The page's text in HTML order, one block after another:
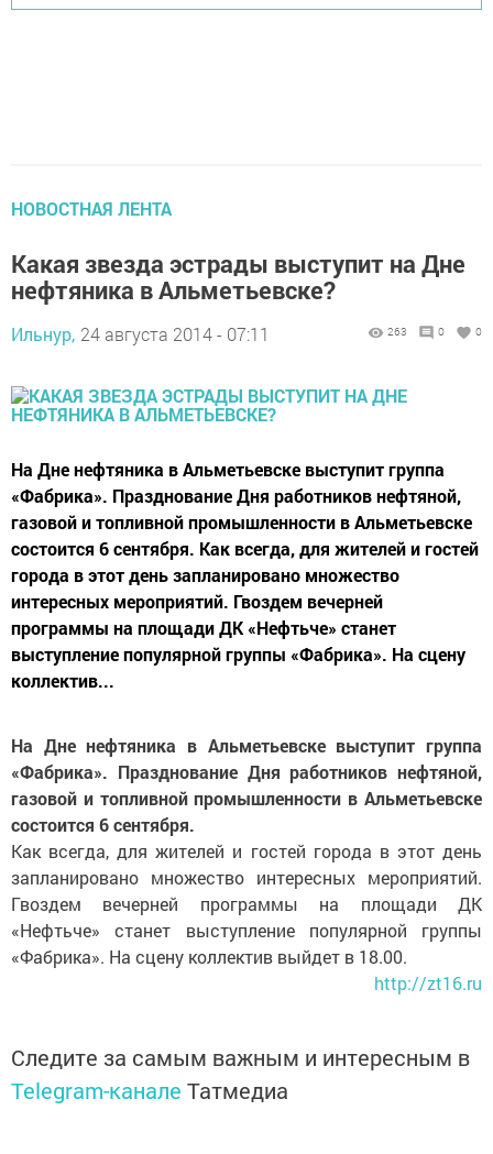
НОВОСТНАЯ ЛЕНТА
Какая звезда эстрады выступит на Дне
нефтяника в Альметьевске?
Ильнур, 24 августа 2014 - 07:11 263 0 0
На Дне нефтяника в Альметьевске выступит группа
«Фабрика». Празднование Дня работников нефтяной,
газовой и топливной промышленности в Альметьевске
состоится 6 сентября. Как всегда, для жителей и гостей
города в этот день запланировано множество
интересных мероприятий. Гвоздем вечерней
программы на площади ДК «Нефтьче» станет
выступление популярной группы «Фабрика». На сцену
коллектив...
На Дне нефтяника в Альметьевске выступит группа
«Фабрика». Празднование Дня работников нефтяной,
газовой и топливной промышленности в Альметьевске
состоится 6 сентября.
Как всегда, для жителей и гостей города в этот день
запланировано множество интересных мероприятий.
Гвоздем вечерней программы на площади ДК
«Нефтьче» станет выступление популярной группы
«Фабрика». На сцену коллектив выйдет в 18.00.
http://zt16.ru
Следите за самым важным и интересным в
Telegram-канале Татмедиа